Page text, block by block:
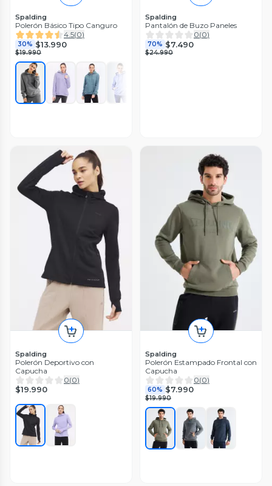
Spalding
Polerón Básico Tipo Canguro
4.5(0)
30% $13.990
$19.990
Spalding
Pantalón de Buzo Paneles
0(0)
70% $7.490
$24.990
Spalding
Polerón Deportivo con
Capucha
0(0)
$19.990
Spalding
Polerón Estampado Frontal con
Capucha
0(0)
60% $7.990
$19.990